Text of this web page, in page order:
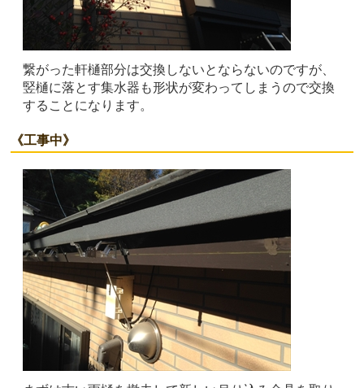
繋がった軒樋部分は交換しないとならないのですが、
竪樋に落とす集水器も形状が変わってしまうので交換
することになります。
《工事中》